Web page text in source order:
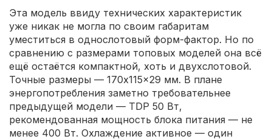
Эта модель ввиду технических характеристик
уже никак не могла по своим габаритам
уместиться в однослотовый форм-фактор. Но по
сравнению с размерами топовых моделей она всё
ещё остаётся компактной, хоть и двухслотовой.
Точные размеры — 170x115x29 мм. В плане
энергопотребления заметно требовательнее
предыдущей модели — TDP 50 Вт,
рекомендованная мощность блока питания — не
менее 400 Вт. Охлаждение активное — один